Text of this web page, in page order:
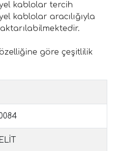
kablolar tercih
kablolar aracılığıyla
göre çeşitlilik
ELİT